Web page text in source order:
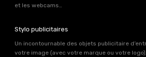
et les webcams…
Stylo publicitaires
Un incontournable des objets publicitaire
votre image (avec votre marque ou votre